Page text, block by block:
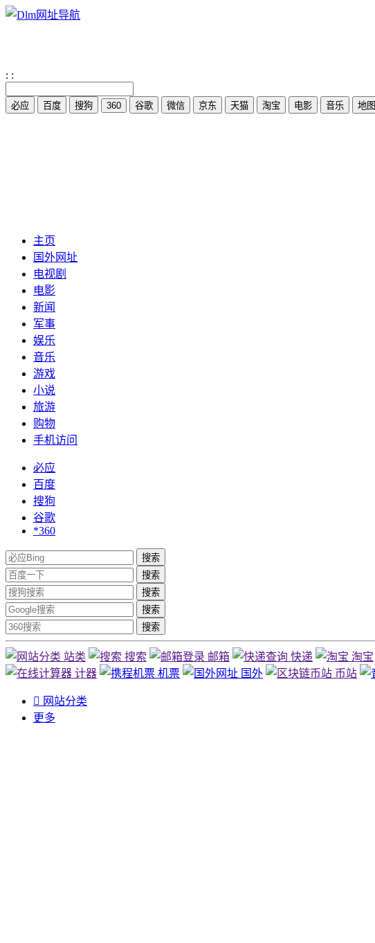
: :
主页
国外网址
电视剧
电影
新闻
军事
娱乐
音乐
游戏
小说
旅游
购物
手机访问
必应
百度
搜狗
谷歌
*360
搜索
搜索
搜索
搜索
搜索
站类 搜索 邮箱 快递 淘宝
计器
机票 国外 币站
 网站分类
更多